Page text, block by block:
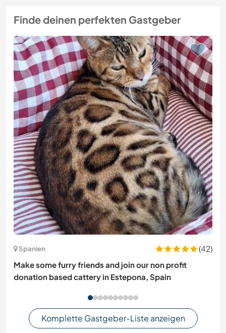
Finde deinen perfekten Gastgeber
Spanien
(42)
Make some furry friends and join our non profit
donation based cattery in Estepona, Spain
Komplette Gastgeber-Liste anzeigen